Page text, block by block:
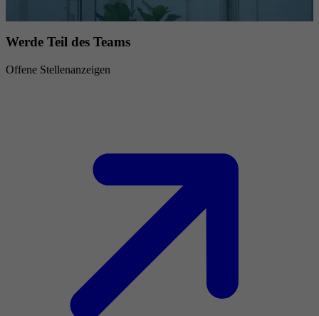
Werde Teil des Teams
Offene Stellenanzeigen